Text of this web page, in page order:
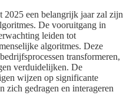
2025 een belangrijk jaar zal zijn
De vooruitgang in
leiden tot
algoritmes. Deze
transformeren,
verduidelijken. De
wijzen op significante
zich gedragen en interageren